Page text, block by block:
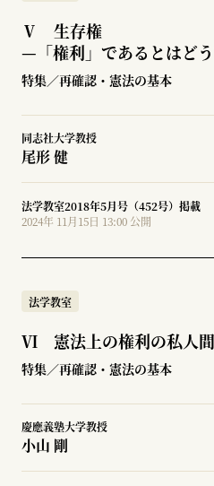
Ⅴ 生存権
— 「権利」であるとはど
特集／再確認・憲法の基本
同志社大学教授
尾形 健
法学教室2018年5月号（452号）掲載
2024年 11月15日 13:00 公開
法学教室
Ⅵ 憲法上の権利の私人
特集／再確認・憲法の基本
慶應義塾大学教授
小山 剛